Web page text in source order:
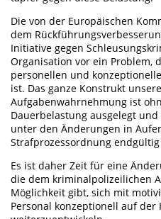
Die von der Europäischen
dem
Initiative gegen
Organisation vor ein Problem,
personellen und
ist. Das ganze Konstrukt
Aufgabenwahrnehmung ist
Dauerbelastung ausgelegt
unter den Änderungen in
Strafprozessordnung
Es ist daher Zeit für eine
die dem kriminalpolizeilichen
Möglichkeit gibt, sich mit
Personal konzeptionell auf der